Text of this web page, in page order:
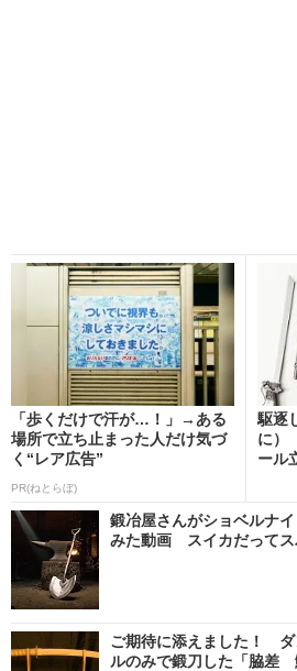
「歩くだけで汗が…！」→ある
場所で立ち止まった人だけ気づ
く“レア広告”
PR(ねとらぼ)
駆逐
に）
ール
鍛冶屋さんがショベルナ
みた動画 スイカだってス
ご期待に添えました！ ダ
ルのみで鍛刀した「脇差